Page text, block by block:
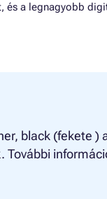
és a legnagyobb
black (fekete )